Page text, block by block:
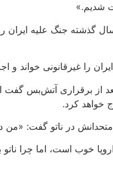
شدیم.»
گذشته جنگ علیه
را غیرقانونی خواند و
از برقراری آتش‌بس گفت
خواهد کرد.
متحدانش در ناتو گفت:
اروپا خوب است، اما چرا